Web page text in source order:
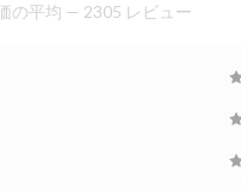
の平均 — 2305 レビュー